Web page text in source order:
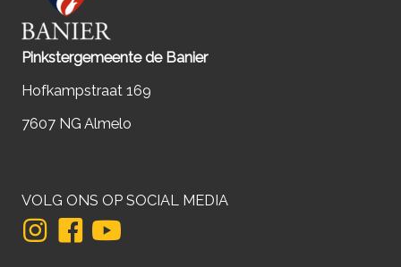
Pinkstergemeente de Banier
Hofkampstraat 169
7607 NG Almelo
VOLG ONS OP SOCIAL MEDIA